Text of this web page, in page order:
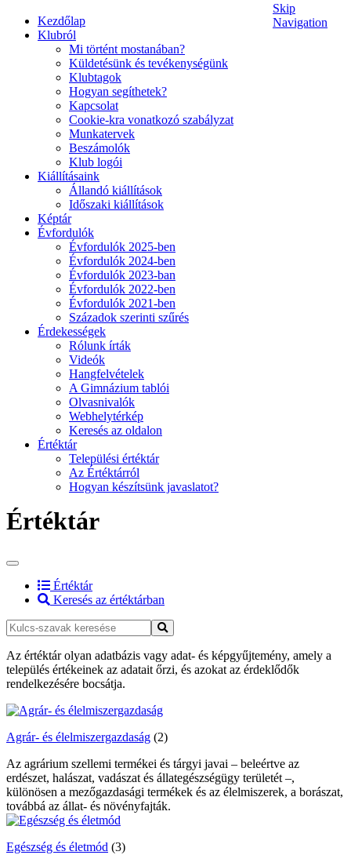
Kezdőlap
Klubról
Mi történt mostanában?
Küldetésünk és tevékenységünk
Klubtagok
Hogyan segíthetek?
Kapcsolat
Cookie-kra vonatkozó szabályzat
Munkatervek
Beszámolók
Klub logói
Kiállításaink
Állandó kiállítások
Időszaki kiállítások
Képtár
Évfordulók
Évfordulók 2025-ben
Évfordulók 2024-ben
Évfordulók 2023-ban
Évfordulók 2022-ben
Évfordulók 2021-ben
Századok szerinti szűrés
Érdekességek
Rólunk írták
Videók
Hangfelvételek
A Gimnázium tablói
Olvasnivalók
Webhelytérkép
Keresés az oldalon
Értéktár
Települési értéktár
Az Értéktárról
Hogyan készítsünk javaslatot?
Skip
Navigation
Értéktár
Értéktár
Keresés az értéktárban
Az értéktár olyan adatbázis vagy adat- és képgyűjtemény, amely a
település értékeinek az adatait őrzi, és azokat az érdeklődők
rendelkezésére bocsátja.
Agrár- és élelmiszergazdaság (2)
Az agrárium szellemi termékei és tárgyi javai – beleértve az
erdészet, halászat, vadászat és állategészségügy területét –,
különösen a mezőgazdasági termékek és az élelmiszerek, a borászat,
továbbá az állat- és növényfajták.
Egészség és életmód (3)